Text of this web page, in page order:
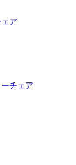
ア
チェア